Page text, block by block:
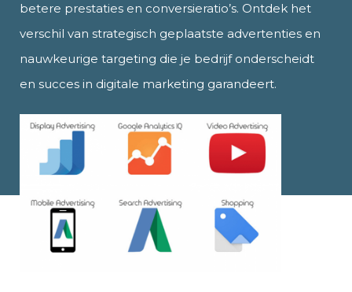
betere prestaties en conversieratio’s. Ontdek het
verschil van strategisch geplaatste advertenties en
nauwkeurige targeting die je bedrijf onderscheidt
en succes in digitale marketing garandeert.